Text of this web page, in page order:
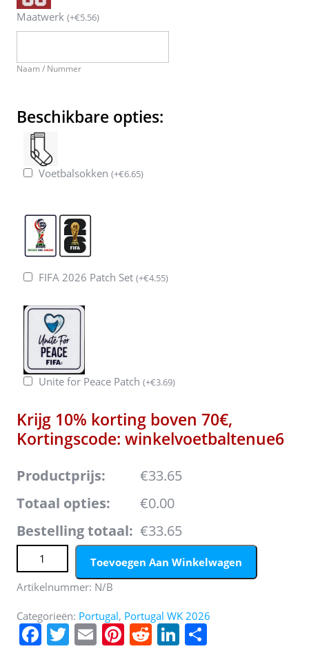
Maatwerk (+€5.56)
Naam / Nummer
Beschikbare opties:
Voetbalsokken (+€6.65)
FIFA 2026 Patch Set (+€4.55)
Unite for Peace Patch (+€3.69)
Krijg 10% korting boven 70€,
Kortingscode: winkelvoetbaltenue6
Productprijs:
€33.65
Totaal opties:
€0.00
Bestelling totaal: €33.65
Portugal Uit tenue Kids WK 2026 Voetbalshirt Shorts Set
aantal
Toevoegen Aan Winkelwagen
Artikelnummer: N/B
Categorieën: Portugal, Portugal WK 2026
F T E Pi R Li